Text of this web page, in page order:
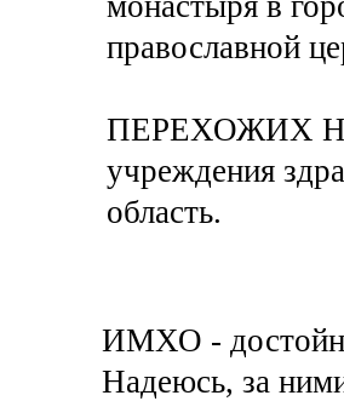
православной
ПЕРЕХОЖИХ
учреждения
область.
ИМХО -
Надеюсь, за